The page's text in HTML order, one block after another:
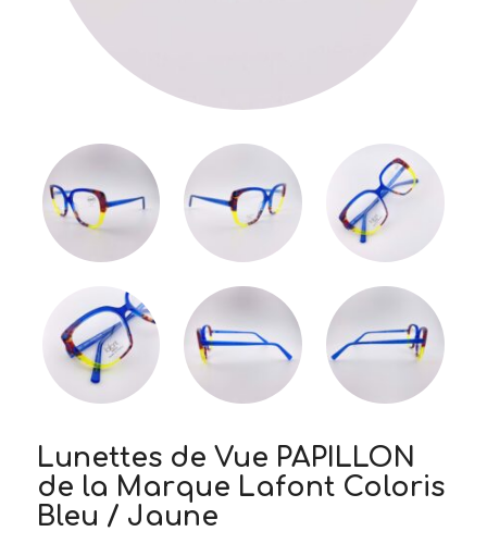
Lunettes de Vue PAPILLON
de la Marque Lafont Coloris
Bleu / Jaune